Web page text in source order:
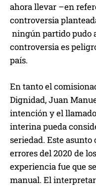
ahora llevar –en
controversia
ningún partido pudo
controversia es
país.
En tanto el
Dignidad, Juan
intención y el
interina pueda
seriedad. Este
errores del 2020 de
experiencia fue que
manual. El